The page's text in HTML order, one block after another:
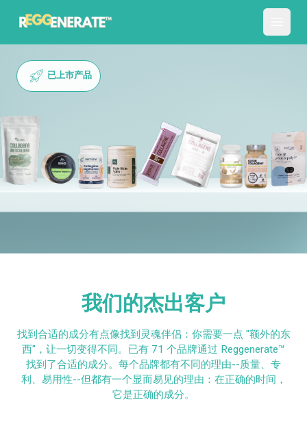
已上市产品
我们的杰出客户
找到合适的成分有点像找到灵魂伴侣：你需要一点 "额外的东
西"，让一切变得不同。已有 71 个品牌通过 Reggenerate™
找到了合适的成分。每个品牌都有不同的理由--质量、专
利、易用性--但都有一个显而易见的理由：在正确的时间，
它是正确的成分。